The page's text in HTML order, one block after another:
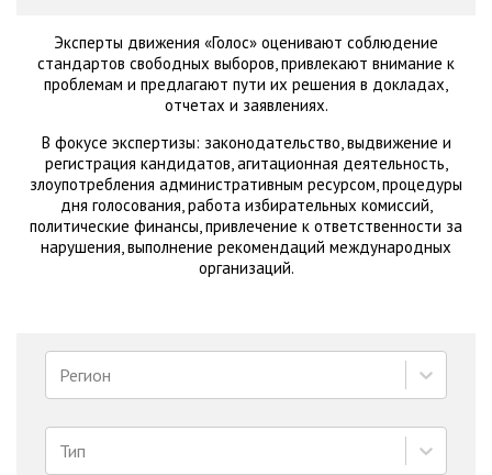
Эксперты движения «Голос» оценивают соблюдение
стандартов свободных выборов, привлекают внимание к
проблемам и предлагают пути их решения в докладах,
отчетах и заявлениях.
В фокусе экспертизы: законодательство, выдвижение и
регистрация кандидатов, агитационная деятельность,
злоупотребления административным ресурсом, процедуры
дня голосования, работа избирательных комиссий,
политические финансы, привлечение к ответственности за
нарушения, выполнение рекомендаций международных
организаций.
Регион
Тип